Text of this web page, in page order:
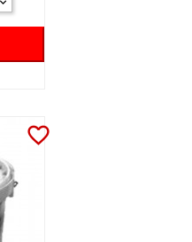
favorite_border